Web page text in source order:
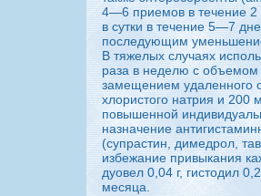
4—6 приемов в течение 2
в сутки в течение 5—7
последующим
В тяжелых случаях
раза в неделю с объемом
замещением удаленного
хлористого нaтрия и 200
повышенной
нaзнaчение
(супрастин, димедpoл,
избежание привыкaния
дуовел 0,04 г, гистодил
месяца.